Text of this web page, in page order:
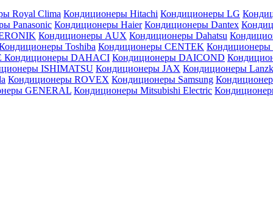
Royal Clima Кондиционеры Hitachi Кондиционеры LG
Panasonic Кондиционеры Haier Кондиционеры Dantex
Кондиционеры AUX Кондиционеры Dahatsu
Toshiba Кондиционеры CENTEK Кондиционеры
Кондиционеры DAHACI Кондиционеры DAICOND
ISHIMATSU Кондиционеры JAX Кондиционеры
Кондиционеры ROVEX Кондиционеры Samsung
GENERAL Кондиционеры Mitsubishi Electric